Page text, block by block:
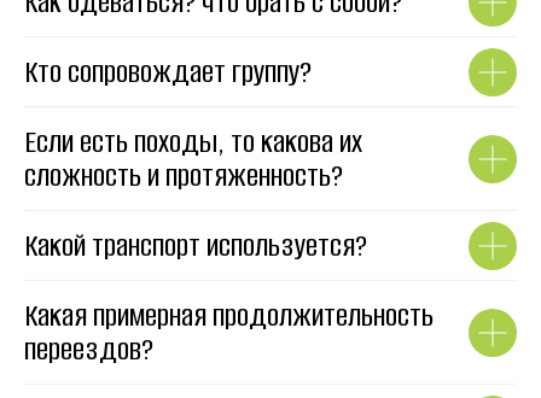
Кто сопровождает группу?
Если есть походы, то какова их
сложность и протяженность?
Какой транспорт используется?
Какая примерная продолжительность
переездов?